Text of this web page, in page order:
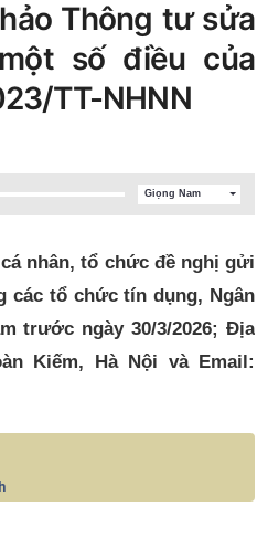
Thông tư sửa
số điều của
TT-NHNN
Giọng Nam
nhân, tổ chức đề nghị gửi
các tổ chức tín dụng, Ngân
trước ngày30/3/2026; Địa
Kiếm, Hà Nội và Email: